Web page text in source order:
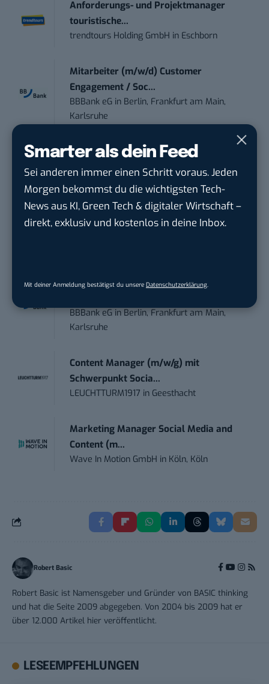
Smarter als dein Feed
Sei anderen immer einen Schritt voraus. Jeden
Morgen bekommst du die wichtigsten Tech-
News aus KI, Green Tech & digitaler Wirtschaft –
direkt, exklusiv und kostenlos in deine Inbox.
Mit deiner Anmeldung bestätigst du unsere Datenschutzerklärung
Anforderungs- und Projektmanager
touristische...
trendtours Holding GmbH in Eschborn
Mitarbeiter (m/w/d) Customer
Engagement / Soc...
BBBank eG in Berlin, Frankfurt am Main,
Karlsruhe
Senior ASIC Digital Lead – ATPG & M...
Bosch Gruppe Reutlingen
Volontärin / Volontär für
Kommunikation mit d...
Teamleiter (m/w/d) Customer
BBBank eG in Berlin, Frankfurt am Main,
Karlsruhe
Content Manager (m/w/g) mit
Schwerpunkt Socia...
LEUCHTTURM1917 in Geesthacht
Marketing Manager Social Media and
Content (m...
Wave In Motion GmbH in Köln, Köln
Robert Basic
Robert Basic ist Namensgeber und Gründer von BASIC thinking
und hat die Seite 2009 abgegeben. Von 2004 bis 2009 hat er
über 12.000 Artikel hier veröffentlicht.
LESEEMPFEHLUNGEN